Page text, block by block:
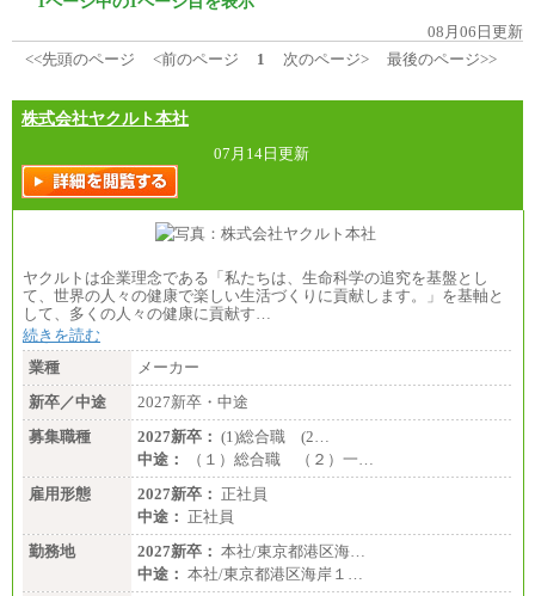
08月06日更新
<<先頭のページ
<前のページ 1 次のページ> 最後のページ>>
株式会社ヤクルト本社
07月14日更新
ヤクルトは企業理念である「私たちは、生命科学の追究を基盤とし
て、世界の人々の健康で楽しい生活づくりに貢献します。」を基軸と
して、多くの人々の健康に貢献す…
続きを読む
業種
メーカー
新卒／中途
2027新卒・中途
募集職種
2027新卒： (1)総合職 (2…
中途：
（１）総合職 （２）一…
雇用形態
2027新卒： 正社員
中途： 正社員
勤務地
2027新卒： 本社/東京都港区海…
中途： 本社/東京都港区海岸１…